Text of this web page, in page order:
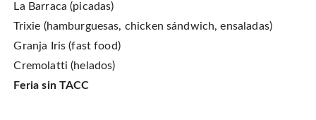
La Barraca (picadas)
Trixie (hamburguesas, chicken sándwich, ensaladas)
Granja Iris (fast food)
Cremolatti (helados)
Feria sin TACC